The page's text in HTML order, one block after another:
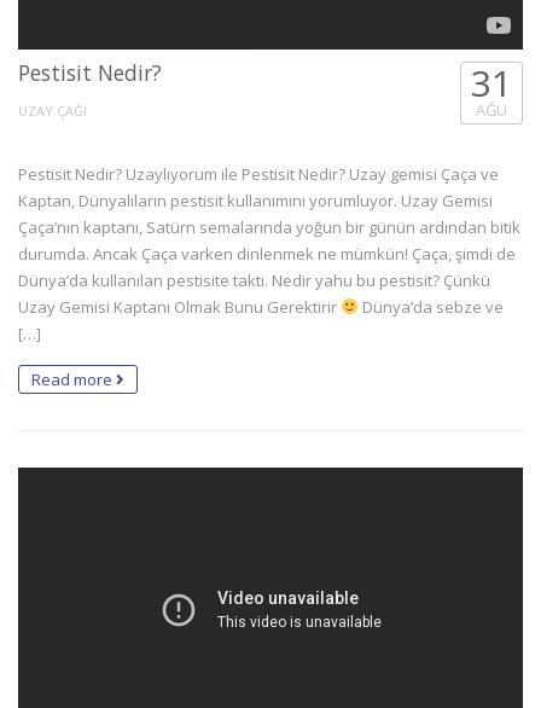
Pestisit Nedir?
UZAY ÇAĞI
31
AĞU
Pestisit Nedir? Uzaylıyorum ile Pestisit Nedir? Uzay gemisi Çaça ve
Kaptan, Dünyalıların pestisit kullanımını yorumluyor. Uzay Gemisi
Çaça’nın kaptanı, Satürn semalarında yoğun bir günün ardından bitik
durumda. Ancak Çaça varken dinlenmek ne mümkün! Çaça, şimdi de
Dünya’da kullanılan pestisite taktı. Nedir yahu bu pestisit? Çünkü
Uzay Gemisi Kaptanı Olmak Bunu Gerektirir
Dünya’da sebze ve
[…]
Read more